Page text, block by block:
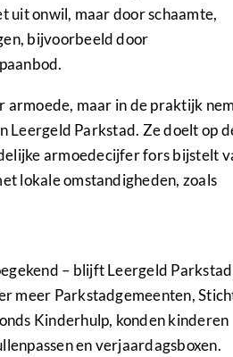
uit onwil, maar door schaamte,
bijvoorbeeld door
armoede, maar in de praktijk
Leergeld Parkstad. Ze doelt op
armoedecijfer fors bijstelt
lokale omstandigheden, zoals
– blijft Leergeld
meer Parkstadgemeenten,
Kinderhulp, konden kinderen
en verjaardagsboxen.